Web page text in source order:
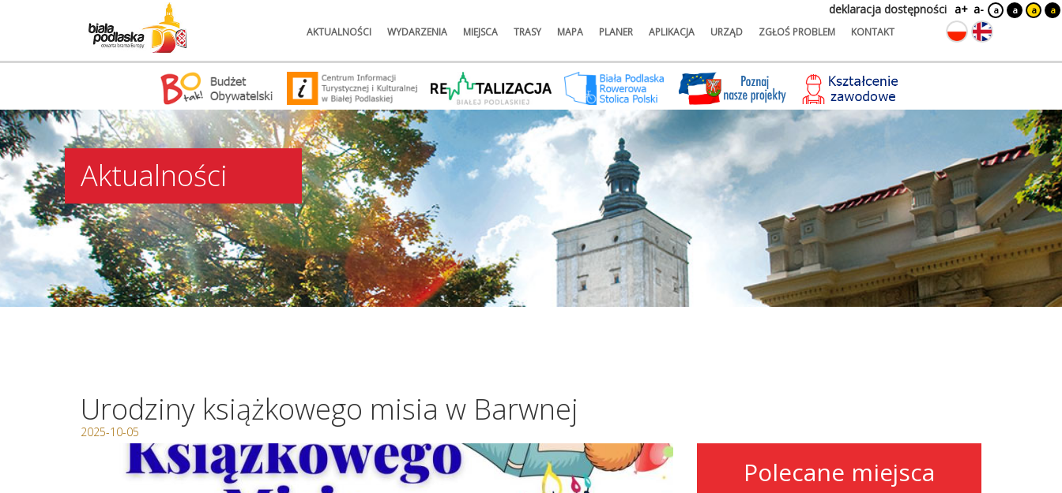
AKTUALNOŚCI WYDARZENIA MIEJSCA TRASY MAPA PLANER APLIKACJA URZĄD ZGŁOŚ PROBLEM KONTAKT
deklaracja dostępności a+ a- a a a a
Aktualności
Urodziny książkowego misia w Barwnej
2025-10-05
Polecane miejsca